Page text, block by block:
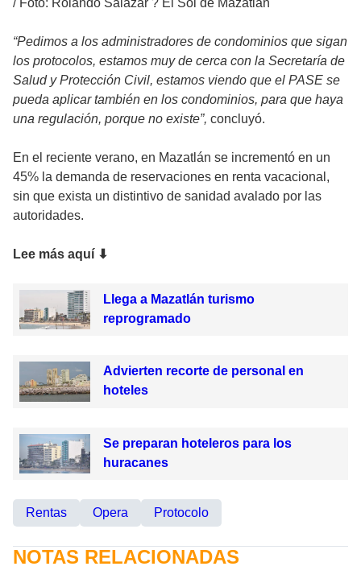
/ Foto: Rolando Salazar ? El Sol de Mazatlán
“Pedimos a los administradores de condominios que sigan
los protocolos, estamos muy de cerca con la Secretaría de
Salud y Protección Civil, estamos viendo que el PASE se
pueda aplicar también en los condominios, para que haya
una regulación, porque no existe”, concluyó.
En el reciente verano, en Mazatlán se incrementó en un
45% la demanda de reservaciones en renta vacacional,
sin que exista un distintivo de sanidad avalado por las
autoridades.
Lee más aquí ⬇
Llega a Mazatlán turismo
reprogramado
Advierten recorte de personal en
hoteles
Se preparan hoteleros para los
huracanes
Rentas Opera Protocolo
NOTAS RELACIONADAS